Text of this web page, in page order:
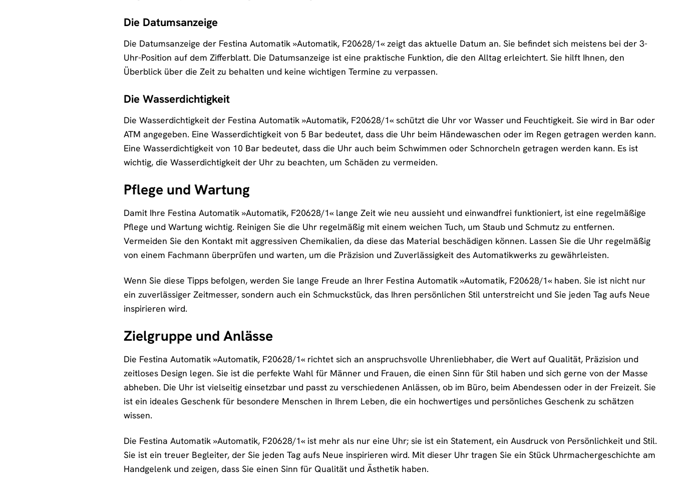
Die Datumsanzeige
Die Datumsanzeige der Festina Automatik »Automatik, F20628/1« zeigt das aktuelle Datum an. Sie befindet sich meistens bei der 3-
Uhr-Position auf dem Zifferblatt. Die Datumsanzeige ist eine praktische Funktion, die den Alltag erleichtert. Sie hilft Ihnen, den
Überblick über die Zeit zu behalten und keine wichtigen Termine zu verpassen.
Die Wasserdichtigkeit
Die Wasserdichtigkeit der Festina Automatik »Automatik, F20628/1« schützt die Uhr vor Wasser und Feuchtigkeit. Sie wird in Bar oder
ATM angegeben. Eine Wasserdichtigkeit von 5 Bar bedeutet, dass die Uhr beim Händewaschen oder im Regen getragen werden kann.
Eine Wasserdichtigkeit von 10 Bar bedeutet, dass die Uhr auch beim Schwimmen oder Schnorcheln getragen werden kann. Es ist
wichtig, die Wasserdichtigkeit der Uhr zu beachten, um Schäden zu vermeiden.
Pflege und Wartung
Damit Ihre Festina Automatik »Automatik, F20628/1« lange Zeit wie neu aussieht und einwandfrei funktioniert, ist eine regelmäßige
Pflege und Wartung wichtig. Reinigen Sie die Uhr regelmäßig mit einem weichen Tuch, um Staub und Schmutz zu entfernen.
Vermeiden Sie den Kontakt mit aggressiven Chemikalien, da diese das Material beschädigen können. Lassen Sie die Uhr regelmäßig
von einem Fachmann überprüfen und warten, um die Präzision und Zuverlässigkeit des Automatikwerks zu gewährleisten.
Wenn Sie diese Tipps befolgen, werden Sie lange Freude an Ihrer Festina Automatik »Automatik, F20628/1« haben. Sie ist nicht nur
ein zuverlässiger Zeitmesser, sondern auch ein Schmuckstück, das Ihren persönlichen Stil unterstreicht und Sie jeden Tag aufs Neue
inspirieren wird.
Zielgruppe und Anlässe
Die Festina Automatik »Automatik, F20628/1« richtet sich an anspruchsvolle Uhrenliebhaber, die Wert auf Qualität, Präzision und
zeitloses Design legen. Sie ist die perfekte Wahl für Männer und Frauen, die einen Sinn für Stil haben und sich gerne von der Masse
abheben. Die Uhr ist vielseitig einsetzbar und passt zu verschiedenen Anlässen, ob im Büro, beim Abendessen oder in der Freizeit. Sie
ist ein ideales Geschenk für besondere Menschen in Ihrem Leben, die ein hochwertiges und persönliches Geschenk zu schätzen
wissen.
Die Festina Automatik »Automatik, F20628/1« ist mehr als nur eine Uhr; sie ist ein Statement, ein Ausdruck von Persönlichkeit und Stil.
Sie ist ein treuer Begleiter, der Sie jeden Tag aufs Neue inspirieren wird. Mit dieser Uhr tragen Sie ein Stück Uhrmachergeschichte am
Handgelenk und zeigen, dass Sie einen Sinn für Qualität und Ästhetik haben.